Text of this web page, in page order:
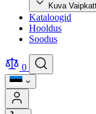
Kuva
Kataloogid
Hooldus
Soodus
0